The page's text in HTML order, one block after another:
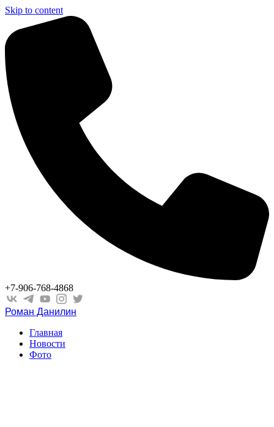
Skip to content
+7-906-768-4868
Роман Данилин
Главная
Новости
Фото